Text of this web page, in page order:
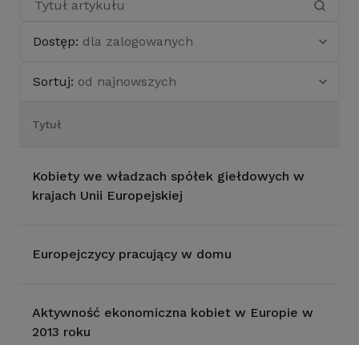
Dostęp: dla zalogowanych
Sortuj: od najnowszych
Tytuł
Kobiety we władzach spółek giełdowych w
krajach Unii Europejskiej
Europejczycy pracujący w domu
Aktywność ekonomiczna kobiet w Europie w
2013 roku